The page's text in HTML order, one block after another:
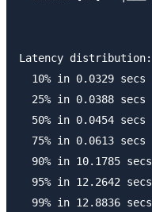
Latency distribution:
  10% in 0.0329 secs
  25% in 0.0388 secs
  50% in 0.0454 secs
  75% in 0.0613 secs
  90% in 10.1785 secs
  95% in 12.2642 secs
  99% in 12.8836 secs